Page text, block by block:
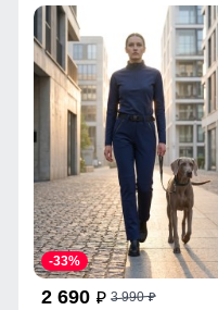
2 690 p 3 990p
-33%